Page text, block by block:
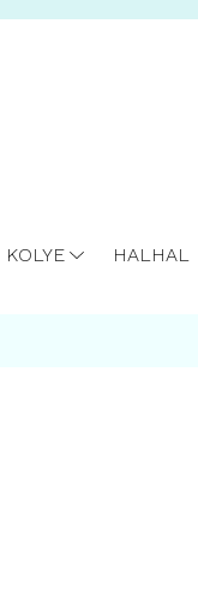
KOLYE HALHAL